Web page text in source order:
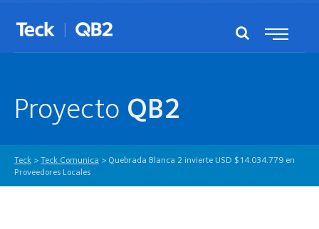
Proyecto QB2
Teck > Teck Comunica > Quebrada Blanca 2 invierte USD $14.034.779 en
Proveedores Locales